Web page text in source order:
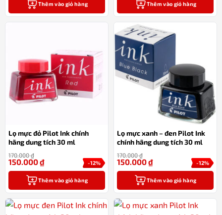
Thêm vào giỏ hàng Thêm vào giỏ hàng
Lọ mực đỏ Pilot Ink chính
hãng dung tích 30 ml
170.000₫
-12%
150.000₫
Thêm vào giỏ hàng
Lọ mực xanh – đen Pilot Ink
chính hãng dung tích 30 ml
170.000₫
-12%
150.000₫
Thêm vào giỏ hàng